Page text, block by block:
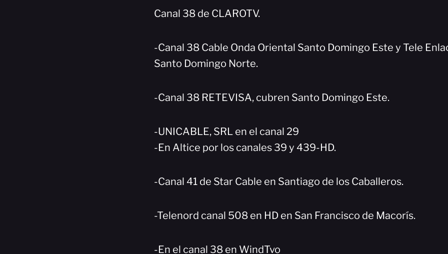
Canal 38 de CLAROTV.
-Canal 38 Cable Onda Oriental Santo Domingo Este y Tele
Santo Domingo Norte.
-Canal 38 RETEVISA, cubren Santo Domingo Este.
-UNICABLE, SRL en el canal 29
-En Altice por los canales 39 y 439-HD.
-Canal 41 de Star Cable en Santiago de los Caballeros.
-Telenord canal 508 en HD en San Francisco de Macorís.
-En el canal 38 en WindTvo